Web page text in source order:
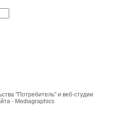
"Потребитель" и веб-студии
- Mediagraphics